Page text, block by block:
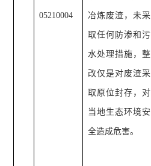
05210004 冶炼废渣，未采
取任何防渗和污
水处理措施，整
改仅是对废渣采
取原位封存，对
当地生态环境安
全造成危害。